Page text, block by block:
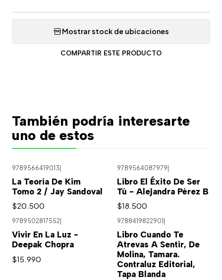
Mostrar stock de ubicaciones
COMPARTIR ESTE PRODUCTO
También podría interesarte
uno de estos
9789566419013
La Teoría De Kim
Tomo 2 / Jay Sandoval
$20.500
9789564087979
Libro El Éxito De Ser
Tú - Alejandra Pérez B
$18.500
9789502817552
Vivir En La Luz -
Deepak Chopra
$15.990
9788419822901
Libro Cuando Te
Atrevas A Sentir, De
Molina, Tamara.
Contraluz Editorial,
Tapa Blanda